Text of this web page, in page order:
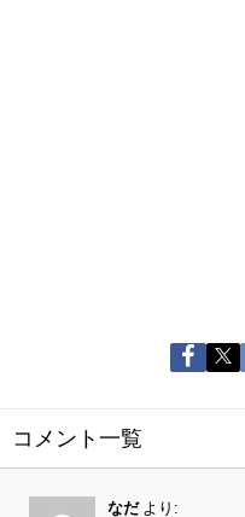
コメント一覧
なだ より: